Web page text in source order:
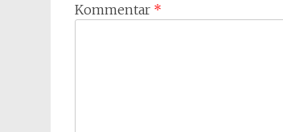
Kommentar *